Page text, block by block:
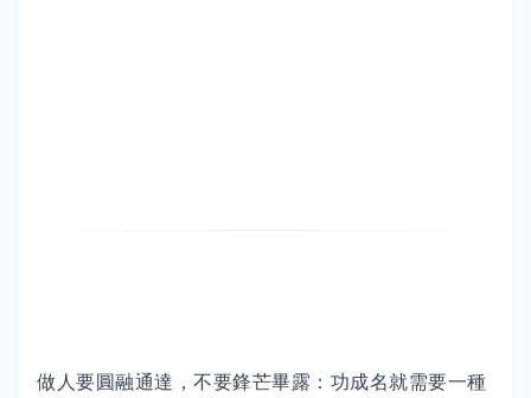
做人要圓融通達，不要鋒芒畢露：功成名就需要一種